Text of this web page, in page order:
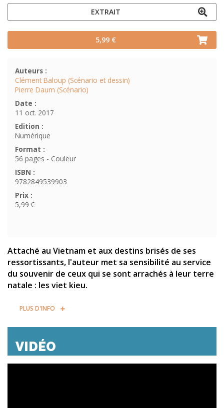
EXTRAIT
5,99 €
Auteurs :
Clément Baloup (Scénario et dessin)
Pierre Daum (Scénario)
Date :
11 oct. 2017
Edition :
Numérique
Format :
56 pages - Couleur
ISBN :
9782849539903
Prix :
5,99 €
Attaché au Vietnam et aux destins brisés de ses
ressortissants, l'auteur met sa sensibilité au service
du souvenir de ceux qui se sont arrachés à leur terre
natale : les viet kieu.
PLUS D'INFO
VIDÉO